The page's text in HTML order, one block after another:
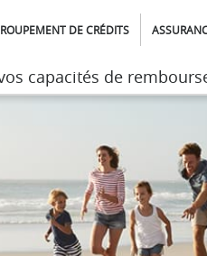
capacités de
DE CRÉDITS
capacités de